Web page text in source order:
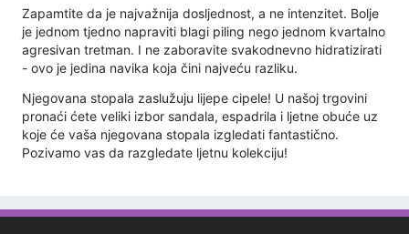
Zapamtite da je najvažnija dosljednost, a ne intenzitet. Bolje
je jednom tjedno napraviti blagi piling nego jednom kvartalno
agresivan tretman. I ne zaboravite svakodnevno hidratizirati
- ovo je jedina navika koja čini najveću razliku.
Njegovana stopala zaslužuju lijepe cipele! U našoj trgovini
pronaći ćete veliki izbor sandala, espadrila i ljetne obuće uz
koje će vaša njegovana stopala izgledati fantastično.
Pozivamo vas da razgledate ljetnu kolekciju!